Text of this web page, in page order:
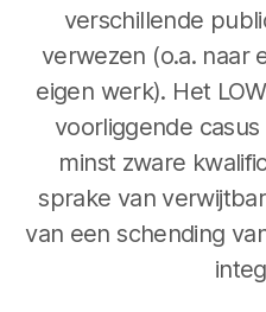
verschillende
verwezen (o.a. naar
eigen werk). Het
voorliggende
minst zware
sprake van
van een schending